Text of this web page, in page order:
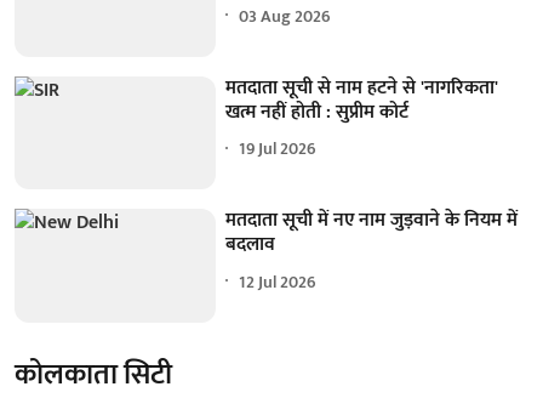
03 Aug 2026
मतदाता सूची से नाम हटने से 'नागरिकता'
खत्म नहीं होती : सुप्रीम कोर्ट
19 Jul 2026
मतदाता सूची में नए नाम जुड़वाने के नियम में
बदलाव
12 Jul 2026
कोलकाता सिटी